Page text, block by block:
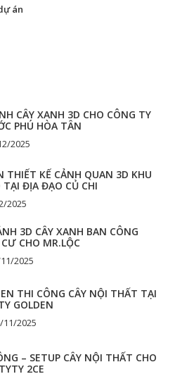
án
CÂY XANH 3D CHO CÔNG TY
PHÚ HÒA TÂN
2025
THIẾT KẾ CẢNH QUAN 3D KHU
TẠI ĐỊA ĐẠO CỦ CHI
2025
3D CÂY XANH BAN CÔNG
CHO MR.LỘC
2025
THI CÔNG CÂY NỘI THẤT TẠI
GOLDEN
11/2025
– SETUP CÂY NỘI THẤT CHO
2CE